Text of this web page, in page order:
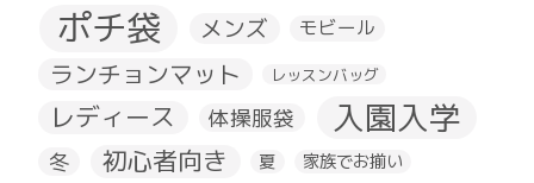
ポチ袋 メンズ モビール
ランチョンマット レッスンバッグ
レディース 体操服袋 入園入学
冬 初心者向き 夏 家族でお揃い